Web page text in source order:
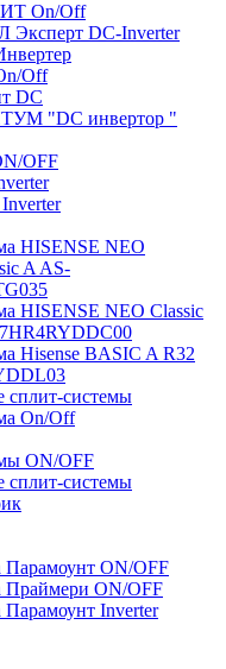
On/Off
Эксперт DC-Inverter
Off
DC
"DC инвертор "
OFF
HISENSE NEO
A AS-
HISENSE NEO Classic
Hisense BASIC A R32
сплит-системы
On/Off
ON/OFF
сплит-системы
ON/OFF
Праймери ON/OFF
Inverter